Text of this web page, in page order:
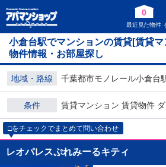
0
最近見た物件
小倉台駅でマンションの賃貸[賃貸
物件情報・お部屋探し
地域・路線 千葉都市モノレール小倉台
条件 賃貸マンション 賃貸物件
□をチェックでまとめて問い合わせ
レオパレスぷれみーるキティ